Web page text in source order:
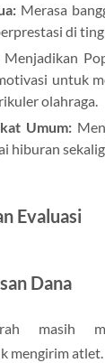
Merasa
di
untuk
olahraga.
Umum:
hiburan
Evaluasi
Dana
masih
mengirim atlet.